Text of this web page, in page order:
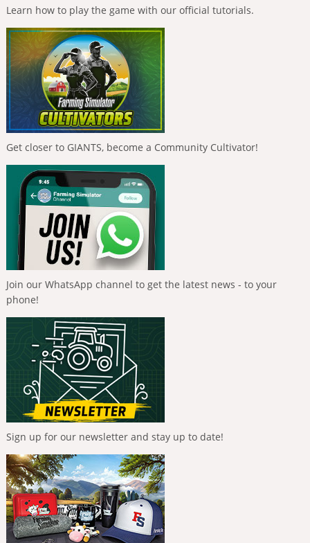
Learn how to play the game with our official tutorials.
Get closer to GIANTS, become a Community Cultivator!
Join our WhatsApp channel to get the latest news - to your
phone!
Sign up for our newsletter and stay up to date!